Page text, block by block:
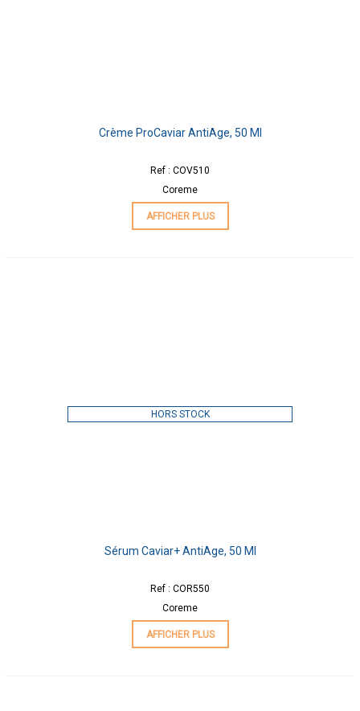
Crème ProCaviar AntiAge, 50 Ml
Ref : COV510
Coreme
AFFICHER PLUS
HORS STOCK
Sérum Caviar+ AntiAge, 50 Ml
Ref : COR550
Coreme
AFFICHER PLUS